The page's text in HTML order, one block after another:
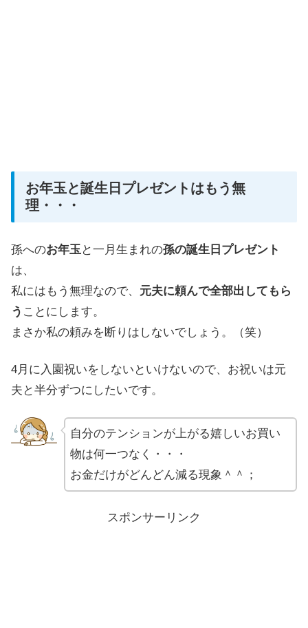
お年玉と誕生日プレゼントはもう無
理・・・
孫へのお年玉と一月生まれの孫の誕生日プレゼント
は、
私にはもう無理なので、 元夫に頼んで全部出してもら
う ことにします。
まさか私の頼みを断りはしないでしょう。（笑）
4月に入園祝いをしないといけないので、お祝いは元
夫と半分ずつにしたいです。
自分のテンションが上がる嬉しいお買い
物は何一つなく・・・
お金だけがどんどん減る現象＾＾；
スポンサーリンク